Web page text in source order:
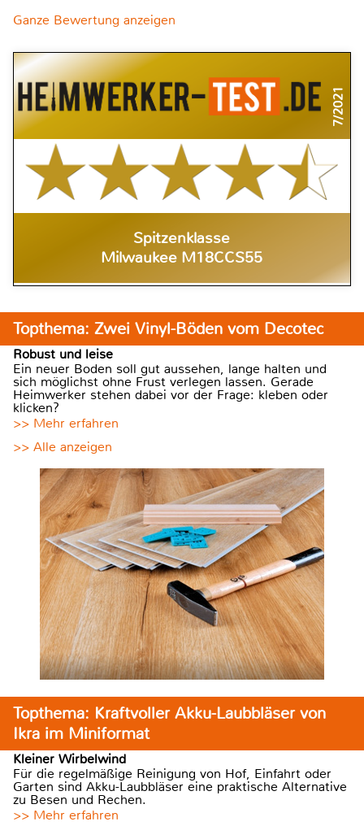
Ganze Bewertung anzeigen
7/2021
Spitzenklasse
Milwaukee M18CCS55
Topthema: Zwei Vinyl-Böden vom Decotec
Robust und leise
Ein neuer Boden soll gut aussehen, lange halten und
sich möglichst ohne Frust verlegen lassen. Gerade
Heimwerker stehen dabei vor der Frage: kleben oder
klicken?
>> Mehr erfahren
>> Alle anzeigen
Topthema: Kraftvoller Akku-Laubbläser von
Ikra im Miniformat
Kleiner Wirbelwind
Für die regelmäßige Reinigung von Hof, Einfahrt oder
Garten sind Akku-Laubbläser eine praktische Alternative
zu Besen und Rechen.
>> Mehr erfahren